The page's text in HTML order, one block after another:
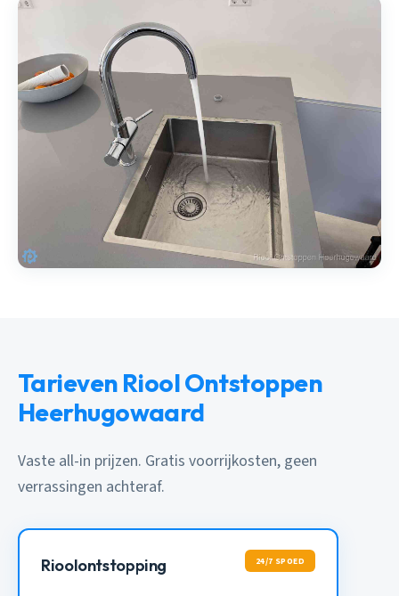
Tarieven Riool Ontstoppen
Heerhugowaard
Vaste all-in prijzen. Gratis voorrijkosten, geen
verrassingen achteraf.
Rioolontstopping 24/7 SPOED